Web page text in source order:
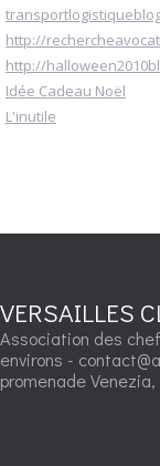
http://
http://
Idée Cadeau Noël
L'inutile
VERSAILLES
Association des
environs -
promenade